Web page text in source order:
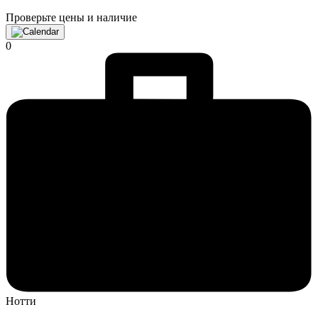
Проверьте цены и наличие
0
Нотти